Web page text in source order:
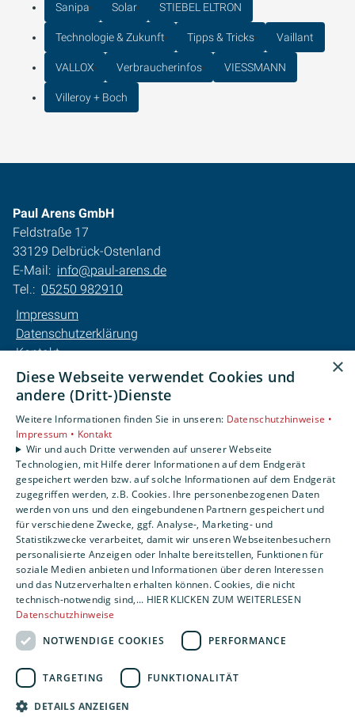
Sanipa Solar STIEBEL ELTRON
Technologie & Zukunft Tipps & Tricks Vaillant
VALLOX Verbraucherinfos VIESSMANN
Villeroy + Boch
Paul Arens GmbH
Feldstraße 17
33129 Delbrück-Ostenland
E-Mail: info@paul-arens.de
Tel.: 05250 982910
Impressum
Datenschutzerklärung
Kontakt
Barrierefreiheitserklärung
Privatkunden
Karriere
Unternehmen
Kontakt
×
Diese Webseite verwendet Cookies und
andere (Dritt-)Dienste
Weitere Informationen finden Sie in unseren: Datenschutzhinweise •
Impressum • Kontakt
Wir und auch Dritte verwenden auf unserer Webseite
Technologien, mit Hilfe derer Informationen auf dem Endgerät
gespeichert werden bzw. auf solche Informationen auf dem Endgerät
zugegriffen werden, z.B. Cookies. Ihre personenbezogenen Daten
werden von uns und den eingebundenen Partnern gespeichert und
für verschiedene Zwecke, ggf. Analyse-, Marketing- und
Statistikzwecke verarbeitet, damit wir unseren Webseitenbesuchern
personalisierte Anzeigen oder Inhalte bereitstellen, Funktionen für
soziale Medien anbieten und Informationen über deren Interessen
und das Nutzerverhalten erhalten können. Cookies, die nicht
technisch-notwendig sind,... HIER KLICKEN ZUM WEITERLESEN
Datenschutzhinweise
NOTWENDIGE COOKIES
PERFORMANCE
TARGETING FUNKTIONALITÄT
DETAILS ANZEIGEN